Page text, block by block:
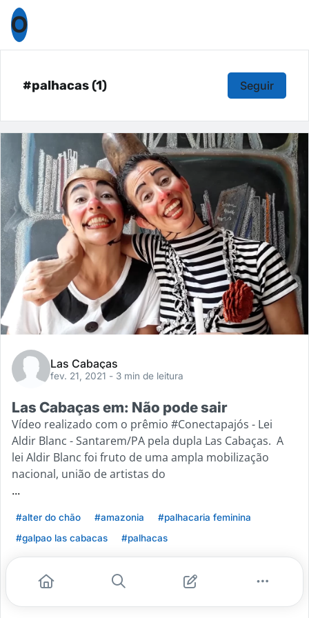
O
#palhacas (1) Seguir
Las Cabaças
fev. 21, 2021 - 3 min de leitura
Las Cabaças em: Não pode sair
Vídeo realizado com o prêmio #Conectapajós - Lei
Aldir Blanc - Santarem/PA pela dupla Las Cabaças. A
lei Aldir Blanc foi fruto de uma ampla mobilização
nacional, união de artistas do
...
#alter do chão #amazonia
#palhacaria feminina
#galpao las cabacas
#palhacas
Leia mais